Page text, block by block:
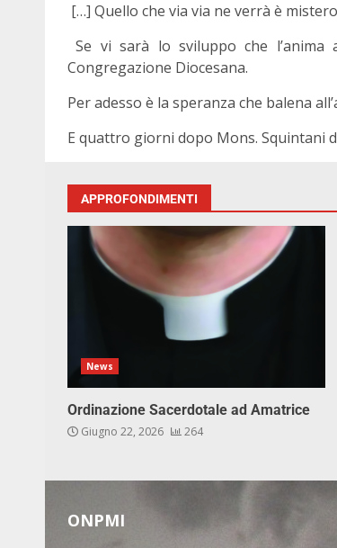
[…] Quello che via via ne verrà è
Se vi sarà lo sviluppo che l’anima
Congregazione Diocesana.
Per adesso è la speranza che balena
E quattro giorni dopo Mons. Squintani
APPROFONDIMENTI
News
Ordinazione Sacerdotale ad Amatrice
Giugno 22, 2026 264
ONPMI